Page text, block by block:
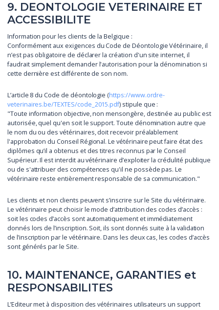
9. DEONTOLOGIE VETERINAIRE ET
ACCESSIBILITE
Information pour les clients de la Belgique :
Conformément aux exigences du Code de Déontologie Vétérinaire, il
n’est pas obligatoire de déclarer la création d'un site internet, il
faudrait simplement demander l'autorisation pour la dénomination si
cette dernière est différente de son nom.
L’article 8 du Code de déontologie (https://www.ordre-
veterinaires.be/TEXTES/code_2015.pdf) stipule que :
"Toute information objective, non mensongère, destinée au public est
autorisée, quel qu'en soit le support. Toute dénomination autre que
le nom du ou des vétérinaires, doit recevoir préalablement
l'approbation du Conseil Régional. Le vétérinaire peut faire état des
diplômes qu’il a obtenus et des titres reconnus par le Conseil
Supérieur. Il est interdit au vétérinaire d’exploiter la crédulité publique
ou de s'attribuer des compétences qu'il ne possède pas. Le
vétérinaire reste entièrement responsable de sa communication."
Les clients et non clients peuvent s’inscrire sur le Site du vétérinaire.
Le vétérinaire peut choisir le mode d’attribution des codes d’accès :
soit les codes d’accès sont automatiquement et immédiatement
donnés lors de l’inscription. Soit, ils sont donnés suite à la validation
de l’inscription par le vétérinaire. Dans les deux cas, les codes d’accès
sont générés par le Site.
10. MAINTENANCE, GARANTIES et
RESPONSABILITES
L’Editeur met à disposition des vétérinaires utilisateurs un support